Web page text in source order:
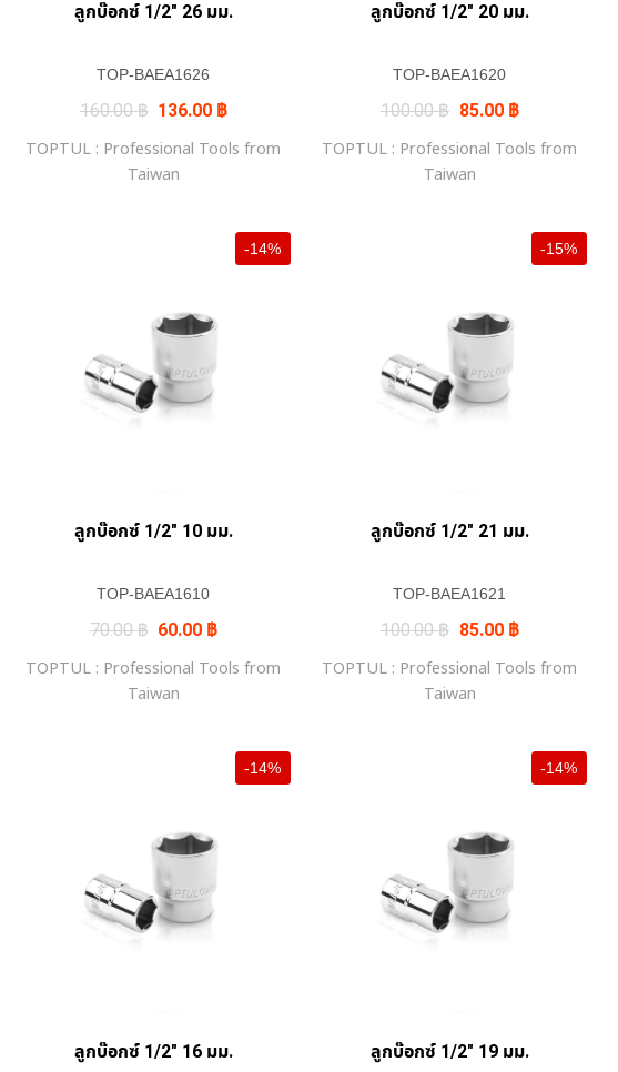
ลูกบ๊อกซ์ 1/2″ 26 มม.
TOP-BAEA1626
160.00฿ Original
price
was:
160.00 ฿.
136.00 ฿Current
is:
136.00 ฿.
TOPTUL : Professional Tools from
Taiwan
ลูกบ๊อกซ์ 1/2″ 20 มม.
TOP-BAEA1620
100.00฿ Original
price
was:
100.00 ฿.
85.00 ฿Current
is:
85.00 ฿.
TOPTUL : Professional Tools from
Taiwan
-14%
+
ลูกบ๊อกซ์ 1/2″ 10 มม.
TOP-BAEA1610
70.00฿ Original
was:
70.00 ฿.
60.00 ฿Current
is:
60.00 ฿.
TOPTUL : Professional Tools from
Taiwan
-15%
+
ลูกบ๊อกซ์ 1/2″ 21 มม.
TOP-BAEA1621
100.00฿ Original
was:
100.00 ฿.
85.00 ฿Current
is:
85.00 ฿.
TOPTUL : Professional Tools from
Taiwan
-14%
+
ลูกบ๊อกซ์ 1/2″ 16 มม.
-14%
+
ลูกบ๊อกซ์ 1/2″ 19 มม.